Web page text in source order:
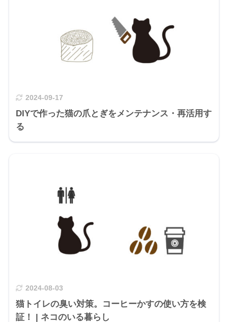
2024-09-17
DIYで作った猫の爪とぎをメンテナンス・再活用す
る
2024-08-03
猫トイレの臭い対策。コーヒーかすの使い方を検
証！ | ネコのいる暮らし